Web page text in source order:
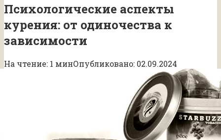
Психологические аспекты
курения: от одиночества к
зависимости
На чтение: 1 минОпубликовано: 02.09.2024